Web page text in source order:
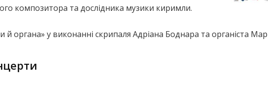
композитора та дослідника музики киримли.
й органа» у виконанні скрипаля Адріана Боднара та органіста